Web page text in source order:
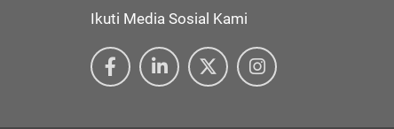
Ikuti Media Sosial Kami